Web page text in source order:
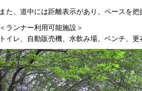
また、道中には距離表示があり、ペースを
＜ランナー利用可能施設＞
トイレ、自動販売機、水飲み場、ベンチ、